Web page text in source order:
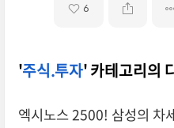
6
'주식.투자' 카테고리의
엑시노스 2500! 삼성의 차